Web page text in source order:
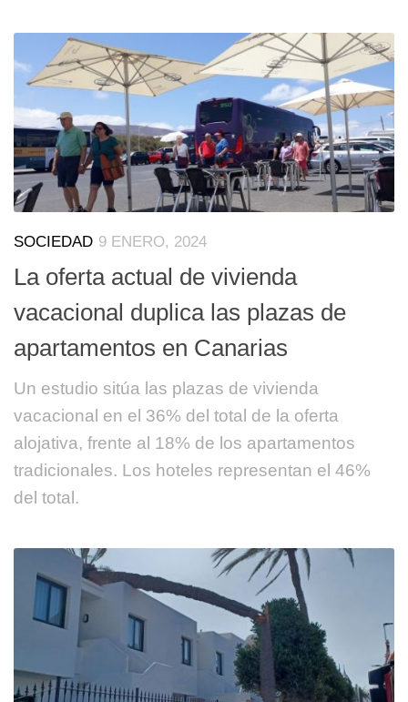
SOCIEDAD 9 ENERO, 2024
La oferta actual de vivienda
vacacional duplica las plazas de
apartamentos en Canarias
Un estudio sitúa las plazas de vivienda
vacacional en el 36% del total de la oferta
alojativa, frente al 18% de los apartamentos
tradicionales. Los hoteles representan el 46%
del total.